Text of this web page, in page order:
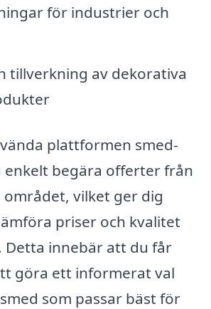
för industrier och
tillverkning av dekorativa
plattformen smed-
enkelt begära offerter från
området, vilket ger dig
priser och kvalitet
Detta innebär att du får
göra ett informerat val
som passar bäst för